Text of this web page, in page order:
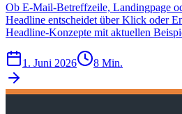
Ob E-Mail-Betreffzeile, Landingpage
Headline entscheidet über Klick oder
Headline-Konzepte mit aktuellen
1. Juni 2026 8 Min.